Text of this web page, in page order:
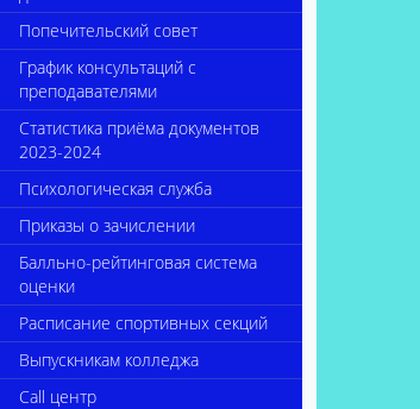
Попечительский совет
График консультаций с
преподавателями
Статистика приёма документов
2023-2024
Психологическая служба
Приказы о зачислении
Балльно-рейтинговая система
оценки
Расписание спортивных секций
Выпускникам колледжа
Call центр